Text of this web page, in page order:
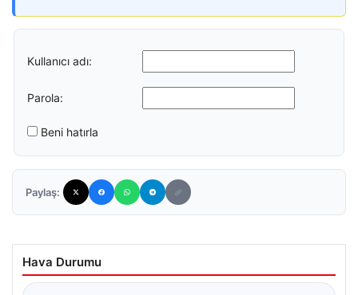
Kullanıcı adı:
Parola:
Beni hatırla
Paylaş:
Hava Durumu